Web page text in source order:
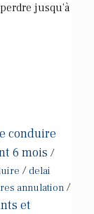
jusqu'à
conduire
6 mois /
/ delai
annulation /
et